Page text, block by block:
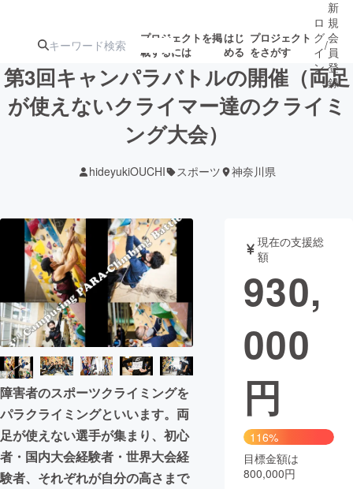
プロジェクトを掲
載するには
はじ
める
プロジェクト
をさがす
注目の新着プロ募集終了が近いプ
ロジェクト
テクノロジー・ガジェット
映像・映画 書籍・雑誌
ビジネス・起業 チャレンジ
まちづくり・地域活性化
CAMPFIRE for Social Good
CAMPFIRE Creation
CAMPFIREふるさと納税machi-ya コミュニティ
ロ
グ
イ
ン
/
新
規
会
員
登
録
第3回キャンパラバトルの開催（両足
が使えないクライマー達のクライミ
ング大会）
hideyukiOUCHI スポーツ 神奈川県
障害者のスポーツクライミングを
パラクライミングといいます。両
足が使えない選手が集まり、初心
者・国内大会経験者・世界大会経
験者、それぞれが自分の高さまで
現在の支援総
額
930,
000
円
116%
目標金額は
800,000円